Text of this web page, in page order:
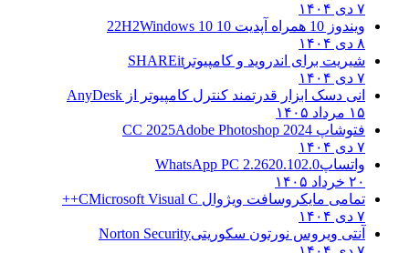
ویندوز 10 همراه آپدیت 10 22H2
Windows 10
شیریت برای اندروید و کامپیوترSHAREit
انی دسک ابزار قدرتمند کنترل کامپیوتر ازAnyDesk
فتوشاپ CC 2025Adobe Photoshop 2024
واتساپWhatsApp PC 2.2620.102.0
تمامی مایکروسافت ویژوال C Microsoft Visual C++
آنتی ویروس نورتون سکوریتیNorton Security